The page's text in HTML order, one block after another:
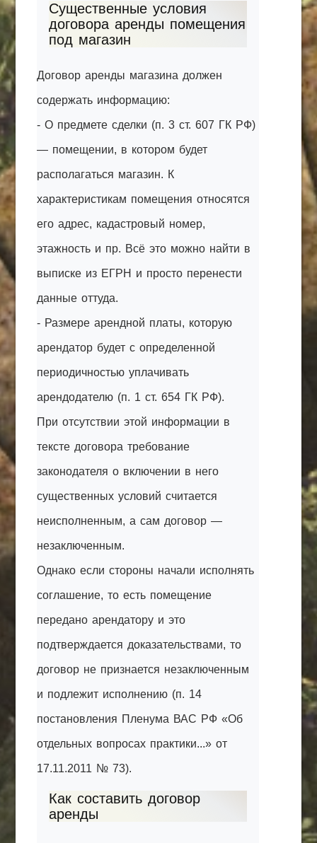
Существенные условия
договора аренды помещения
под магазин
Договор аренды магазина должен
содержать информацию:
- О предмете сделки (п. 3 ст. 607 ГК РФ)
— помещении, в котором будет
располагаться магазин. К
характеристикам помещения относятся
его адрес, кадастровый номер,
этажность и пр. Всё это можно найти в
выписке из ЕГРН и просто перенести
данные оттуда.
- Размере арендной платы, которую
арендатор будет с определенной
периодичностью уплачивать
арендодателю (п. 1 ст. 654 ГК РФ).
При отсутствии этой информации в
тексте договора требование
законодателя о включении в него
существенных условий считается
неисполненным, а сам договор —
незаключенным.
Однако если стороны начали исполнять
соглашение, то есть помещение
передано арендатору и это
подтверждается доказательствами, то
договор не признается незаключенным
и подлежит исполнению (п. 14
постановления Пленума ВАС РФ «Об
отдельных вопросах практики...» от
17.11.2011 № 73).
Как составить договор
аренды